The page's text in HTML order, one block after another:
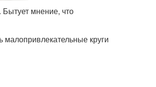
мнение, что
малопривлекательные круги